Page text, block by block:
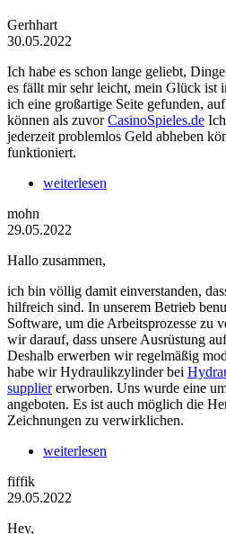
Gerhhart
30.05.2022
Ich habe es schon lange geliebt,
es fällt mir sehr leicht, mein Glück ist
ich eine großartige Seite gefunden,
können als zuvorCasinoSpieles.de
jederzeit problemlos Geld abheben
funktioniert.
weiterlesen
mohn
29.05.2022
Hallo zusammen,
ich bin völlig damit einverstanden,
hilfreich sind. In unserem Betrieb
Software, um die Arbeitsprozesse zu
wir darauf, dass unsere Ausrüstung
Deshalb erwerben wir regelmäßig
habe wir Hydraulikzylinder bei
suppliererworben. Uns wurde eine
angeboten. Es ist auch möglich die
Zeichnungen zu verwirklichen.
weiterlesen
fiffik
29.05.2022
Hey,